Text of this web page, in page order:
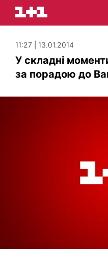
11:27 | 13.01.2014
У складні
за порадою до